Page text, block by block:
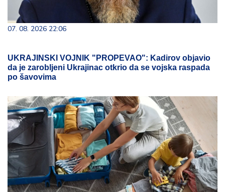
07. 08. 2026 22:06
UKRAJINSKI VOJNIK "PROPEVAO": Kadirov objavio
da je zarobljeni Ukrajinac otkrio da se vojska raspada
po šavovima